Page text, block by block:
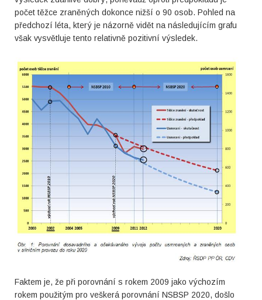
počet těžce zraněných dokonce nižší o 90 osob. Pohled na
předchozí léta, který je názorně vidět na následujícím grafu
však vysvětluje tento relativně pozitivní výsledek.
Faktem je, že při porovnání s rokem 2009 jako výchozím
rokem použitým pro veškerá porovnání NSBSP 2020, došlo